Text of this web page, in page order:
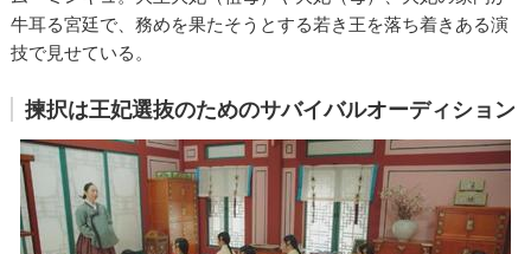
牛耳る宮廷で、務めを果たそうとする若き王を落ち着きある演
技で見せている。
揀択は王妃選抜のためのサバイバルオーディション